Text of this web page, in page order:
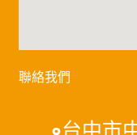
聯絡我們
台中市